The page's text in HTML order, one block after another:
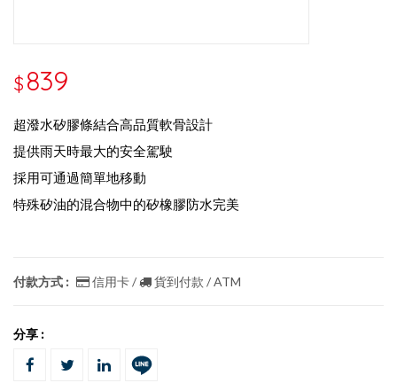
$839
超潑水矽膠條結合高品質軟骨設計
提供雨天時最大的安全駕駛
採用可通過簡單地移動
特殊矽油的混合物中的矽橡膠防水完美
付款方式 : 信用卡 / 貨到付款 / ATM
分享 :